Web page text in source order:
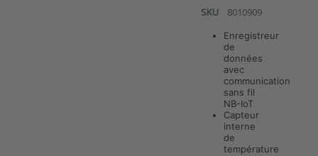
SKU 8010909
Enregistreur
de
données
avec
communication
sans fil
NB-IoT
Capteur
interne
de
température
Press ENTER
for more
options to
ANB-TR-T v7
Enregistreur
de données
NB-IoT –